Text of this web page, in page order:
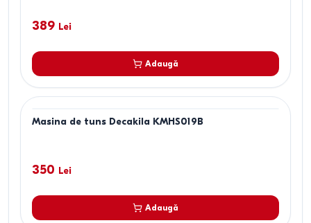
389 Lei
Adaugă
Masina de tuns Decakila KMHS019B
350 Lei
Adaugă